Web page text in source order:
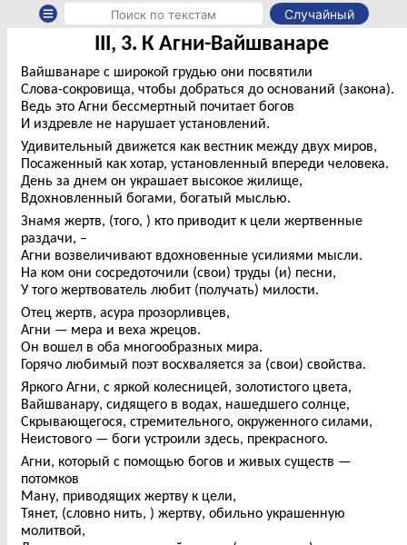
Случайный
III, 3. К Агни-Вайшванаре
Вайшванаре с широкой грудью они посвятили
Слова-сокровища, чтобы добраться до оснований (закона).
Ведь это Агни бессмертный почитает богов
И издревле не нарушает установлений.
Удивительный движется как вестник между двух миров,
Посаженный как хотар, установленный впереди человека.
День за днем он украшает высокое жилище,
Вдохновленный богами, богатый мыслью.
Знамя жертв, (того, ) кто приводит к цели жертвенные
раздачи, –
Агни возвеличивают вдохновенные усилиями мысли.
На ком они сосредоточили (свои) труды (и) песни,
У того жертвователь любит (получать) милости.
Отец жертв, асура прозорливцев,
Агни — мера и веха жрецов.
Он вошел в оба многообразных мира.
Горячо любимый поэт восхваляется за (свои) свойства.
Яркого Агни, с яркой колесницей, золотистого цвета,
Вайшванару, сидящего в водах, нашедшего солнце,
Скрывающегося, стремительного, окруженного силами,
Неистового — боги устроили здесь, прекрасного.
Агни, который с помощью богов и живых существ —
потомков
Ману, приводящих жертву к цели,
Тянет, (словно нить, ) жертву, обильно украшенную
молитвой,